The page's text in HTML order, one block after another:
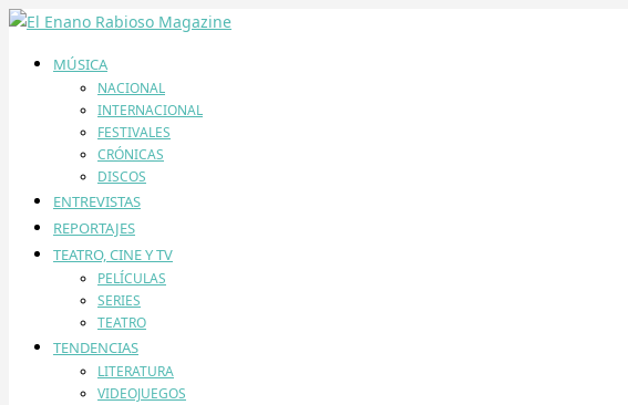
MÚSICA
NACIONAL
INTERNACIONAL
FESTIVALES
CRÓNICAS
DISCOS
ENTREVISTAS
REPORTAJES
TEATRO, CINE Y TV
PELÍCULAS
SERIES
TEATRO
TENDENCIAS
LITERATURA
VIDEOJUEGOS